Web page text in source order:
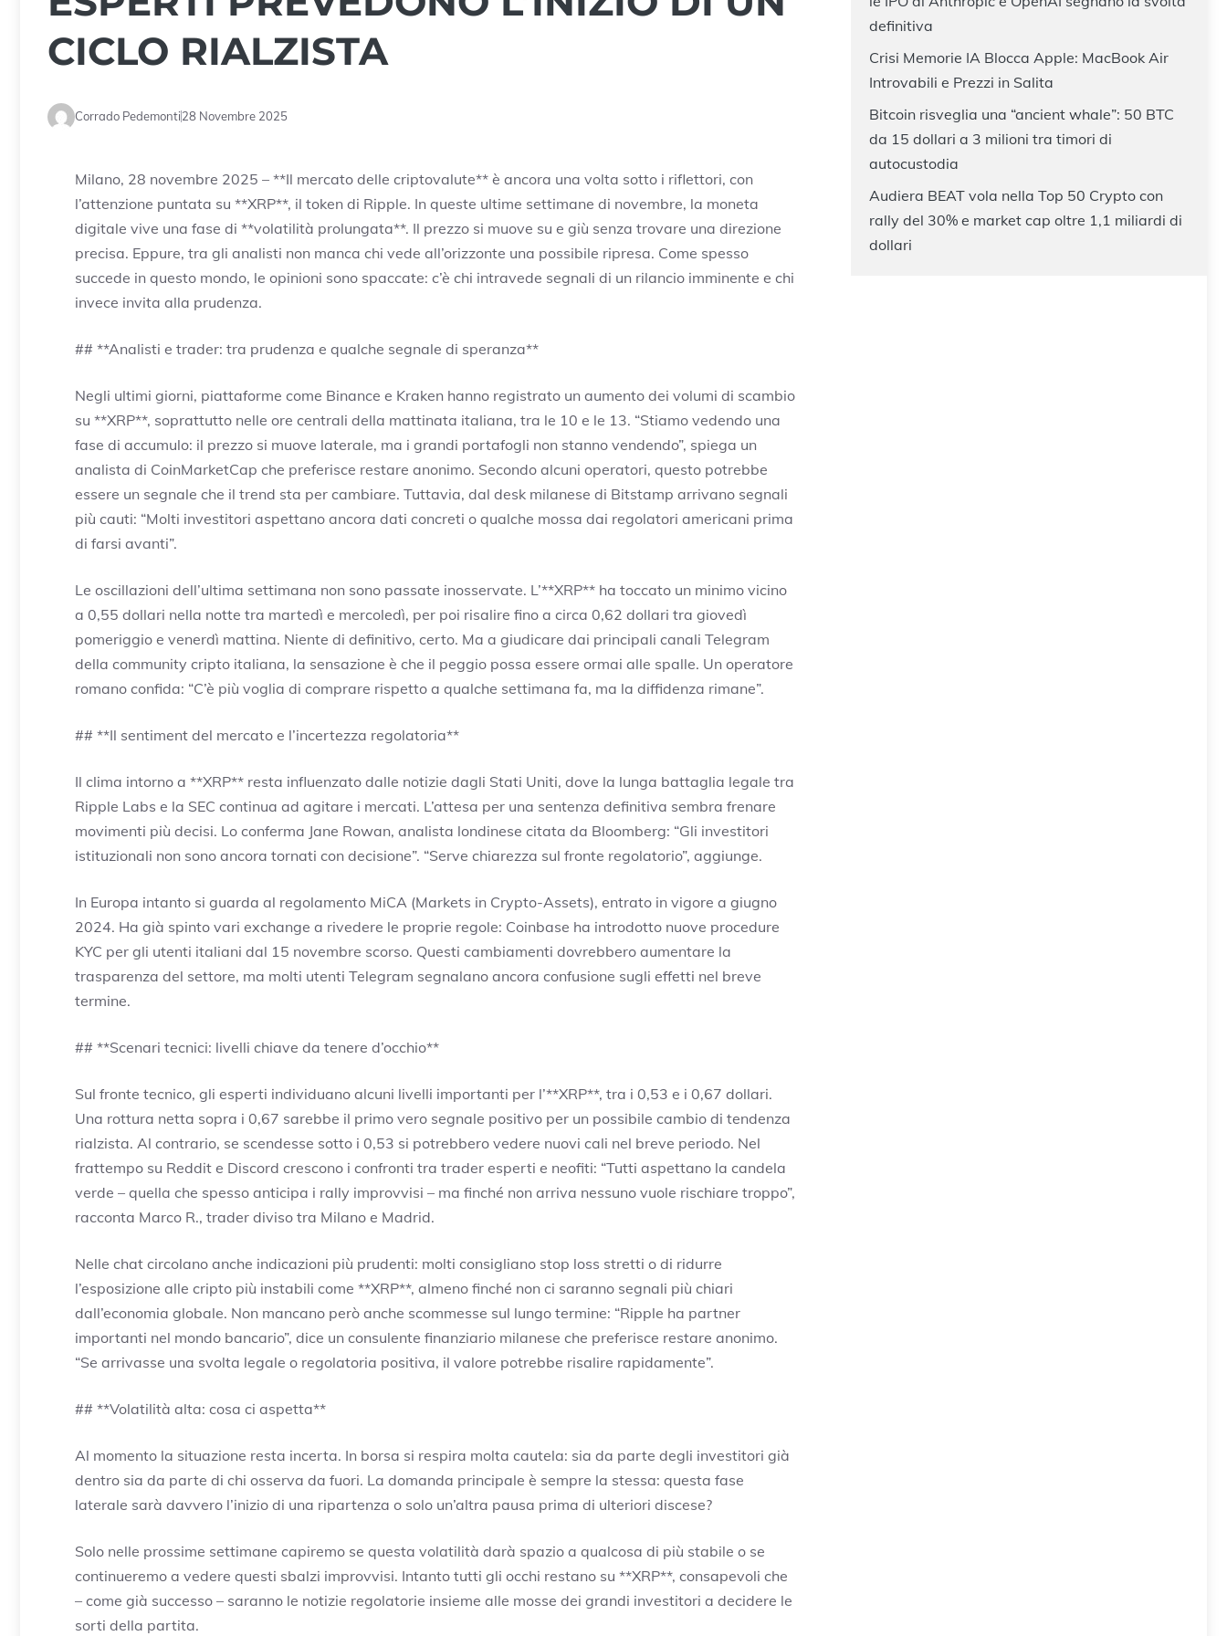
CICLO RIALZISTA
Corrado Pedemonti28 Novembre 2025
Milano, 28 novembre 2025 – **Il mercato delle criptovalute** è ancora una volta sotto i riflettori, con
l’attenzione puntata su **XRP**, il token di Ripple. In queste ultime settimane di novembre, la moneta
digitale vive una fase di **volatilità prolungata**. Il prezzo si muove su e giù senza trovare una direzione
precisa. Eppure, tra gli analisti non manca chi vede all’orizzonte una possibile ripresa. Come spesso
succede in questo mondo, le opinioni sono spaccate: c’è chi intravede segnali di un rilancio imminente e chi
invece invita alla prudenza.
## **Analisti e trader: tra prudenza e qualche segnale di speranza**
Negli ultimi giorni, piattaforme come Binance e Kraken hanno registrato un aumento dei volumi di scambio
su **XRP**, soprattutto nelle ore centrali della mattinata italiana, tra le 10 e le 13. “Stiamo vedendo una
fase di accumulo: il prezzo si muove laterale, ma i grandi portafogli non stanno vendendo”, spiega un
analista di CoinMarketCap che preferisce restare anonimo. Secondo alcuni operatori, questo potrebbe
essere un segnale che il trend sta per cambiare. Tuttavia, dal desk milanese di Bitstamp arrivano segnali
più cauti: “Molti investitori aspettano ancora dati concreti o qualche mossa dai regolatori americani prima
di farsi avanti”.
Le oscillazioni dell’ultima settimana non sono passate inosservate. L’**XRP** ha toccato un minimo vicino
a 0,55 dollari nella notte tra martedì e mercoledì, per poi risalire fino a circa 0,62 dollari tra giovedì
pomeriggio e venerdì mattina. Niente di definitivo, certo. Ma a giudicare dai principali canali Telegram
della community cripto italiana, la sensazione è che il peggio possa essere ormai alle spalle. Un operatore
romano confida: “C’è più voglia di comprare rispetto a qualche settimana fa, ma la diffidenza rimane”.
## **Il sentiment del mercato e l’incertezza regolatoria**
Il clima intorno a **XRP** resta influenzato dalle notizie dagli Stati Uniti, dove la lunga battaglia legale tra
Ripple Labs e la SEC continua ad agitare i mercati. L’attesa per una sentenza definitiva sembra frenare
movimenti più decisi. Lo conferma Jane Rowan, analista londinese citata da Bloomberg: “Gli investitori
istituzionali non sono ancora tornati con decisione”. “Serve chiarezza sul fronte regolatorio”, aggiunge.
In Europa intanto si guarda al regolamento MiCA (Markets in Crypto-Assets), entrato in vigore a giugno
2024. Ha già spinto vari exchange a rivedere le proprie regole: Coinbase ha introdotto nuove procedure
KYC per gli utenti italiani dal 15 novembre scorso. Questi cambiamenti dovrebbero aumentare la
trasparenza del settore, ma molti utenti Telegram segnalano ancora confusione sugli effetti nel breve
termine.
## **Scenari tecnici: livelli chiave da tenere d’occhio**
Sul fronte tecnico, gli esperti individuano alcuni livelli importanti per l’**XRP**, tra i 0,53 e i 0,67 dollari.
Una rottura netta sopra i 0,67 sarebbe il primo vero segnale positivo per un possibile cambio di tendenza
rialzista. Al contrario, se scendesse sotto i 0,53 si potrebbero vedere nuovi cali nel breve periodo. Nel
frattempo su Reddit e Discord crescono i confronti tra trader esperti e neofiti: “Tutti aspettano la candela
verde – quella che spesso anticipa i rally improvvisi – ma finché non arriva nessuno vuole rischiare troppo”,
racconta Marco R., trader diviso tra Milano e Madrid.
Nelle chat circolano anche indicazioni più prudenti: molti consigliano stop loss stretti o di ridurre
l’esposizione alle cripto più instabili come **XRP**, almeno finché non ci saranno segnali più chiari
dall’economia globale. Non mancano però anche scommesse sul lungo termine: “Ripple ha partner
importanti nel mondo bancario”, dice un consulente finanziario milanese che preferisce restare anonimo.
“Se arrivasse una svolta legale o regolatoria positiva, il valore potrebbe risalire rapidamente”.
## **Volatilità alta: cosa ci aspetta**
Al momento la situazione resta incerta. In borsa si respira molta cautela: sia da parte degli investitori già
dentro sia da parte di chi osserva da fuori. La domanda principale è sempre la stessa: questa fase
laterale sarà davvero l’inizio di una ripartenza o solo un’altra pausa prima di ulteriori discese?
Solo nelle prossime settimane capiremo se questa volatilità darà spazio a qualcosa di più stabile o se
continueremo a vedere questi sbalzi improvvisi. Intanto tutti gli occhi restano su **XRP**, consapevoli che
– come già successo – saranno le notizie regolatorie insieme alle mosse dei grandi investitori a decidere le
sorti della partita.
definitiva
Crisi Memorie IA Blocca Apple: MacBook Air
Introvabili e Prezzi in Salita
Bitcoin risveglia una “ancient whale”: 50 BTC
da 15 dollari a 3 milioni tra timori di
autocustodia
Audiera BEAT vola nella Top 50 Crypto con
rally del 30% e market cap oltre 1,1 miliardi di
dollari